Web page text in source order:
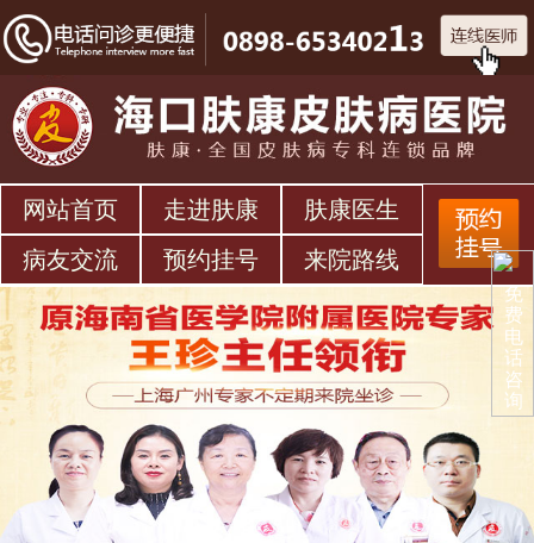
网站首页 走进肤康
肤康医生
病友交流
预约挂号 来院路线
免
费
电
话
咨
询